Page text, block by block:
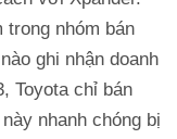
trong nhóm bán
ghi nhận doanh
Toyota chỉ bán
nhanh chóng bị